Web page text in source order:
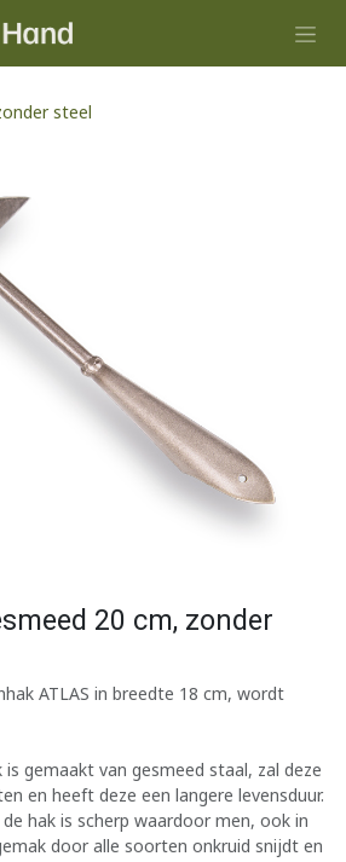
steel
20 cm, zonder
ATLAS in breedte 18 cm, wordt
is gemaakt van gesmeed staal, zal deze
en heeft deze een langere levensduur.
hak is scherp waardoor men, ook in
door alle soorten onkruid snijdt en